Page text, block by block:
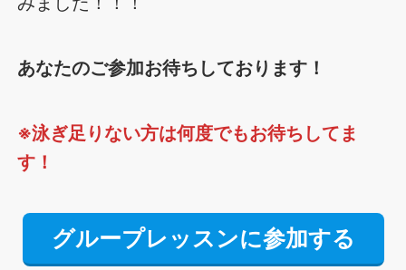
あなたのご参加お待ちしております！
※泳ぎ足りない方は何度でもお待ちしてま
す！
グループレッスンに参加する